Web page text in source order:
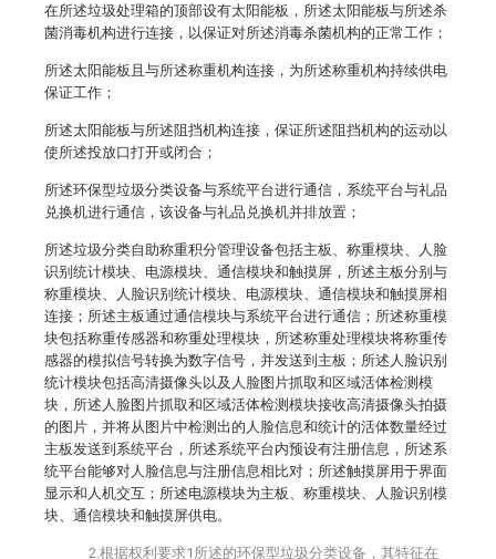
在所述垃圾处理箱的顶部设有太阳能板，所述太阳能板与所述杀
菌消毒机构进行连接，以保证对所述消毒杀菌机构的正常工作；
所述太阳能板且与所述称重机构连接，为所述称重机构持续供电
保证工作；
所述太阳能板与所述阻挡机构连接，保证所述阻挡机构的运动以
使所述投放口打开或闭合；
所述环保型垃圾分类设备与系统平台进行通信，系统平台与礼品
兑换机进行通信，该设备与礼品兑换机并排放置；
所述垃圾分类自助称重积分管理设备包括主板、称重模块、人脸
识别统计模块、电源模块、通信模块和触摸屏，所述主板分别与
称重模块、人脸识别统计模块、电源模块、通信模块和触摸屏相
连接；所述主板通过通信模块与系统平台进行通信；所述称重模
块包括称重传感器和称重处理模块，所述称重处理模块将称重传
感器的模拟信号转换为数字信号，并发送到主板；所述人脸识别
统计模块包括高清摄像头以及人脸图片抓取和区域活体检测模
块，所述人脸图片抓取和区域活体检测模块接收高清摄像头拍摄
的图片，并将从图片中检测出的人脸信息和统计的活体数量经过
主板发送到系统平台，所述系统平台内预设有注册信息，所述系
统平台能够对人脸信息与注册信息相比对；所述触摸屏用于界面
显示和人机交互；所述电源模块为主板、称重模块、人脸识别模
块、通信模块和触摸屏供电。
2.根据权利要求1所述的环保型垃圾分类设备，其特征在